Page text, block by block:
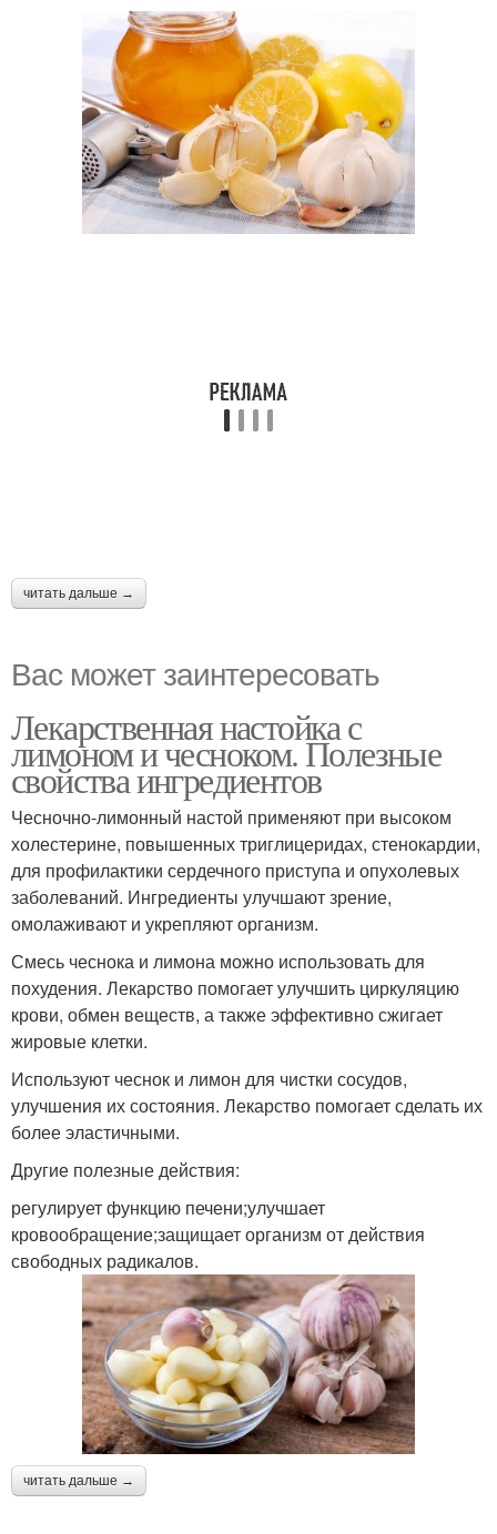
читать дальше →
Вас может заинтересовать
Лекарственная настойка с
лимоном и чесноком. Полезные
свойства ингредиентов
Чесночно-лимонный настой применяют при высоком
холестерине, повышенных триглицеридах, стенокардии,
для профилактики сердечного приступа и опухолевых
заболеваний. Ингредиенты улучшают зрение,
омолаживают и укрепляют организм.
Смесь чеснока и лимона можно использовать для
похудения. Лекарство помогает улучшить циркуляцию
крови, обмен веществ, а также эффективно сжигает
жировые клетки.
Используют чеснок и лимон для чистки сосудов,
улучшения их состояния. Лекарство помогает сделать их
более эластичными.
Другие полезные действия:
регулирует функцию печени;улучшает
кровообращение;защищает организм от действия
свободных радикалов.
читать дальше →